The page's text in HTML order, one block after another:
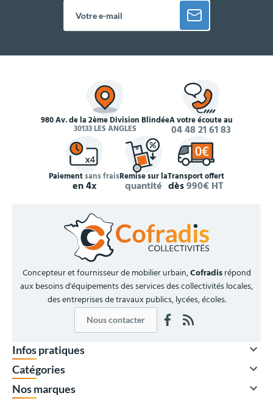
980 Av. de la 2ème Division Blindée
30133 LES ANGLES
À votre écoute au
04 48 21 61 83
Paiementsans frais
en 4x
Remise sur la
quantité
Transport offert
dès990€ HT
Concepteur et fournisseur de mobilier urbain,Cofradisrépond
aux besoins d'équipements des services des collectivités locales,
des entreprises de travaux publics, lycées, écoles.
Nous contacter
Infos pratiques 
Catégories 
Nos marques 